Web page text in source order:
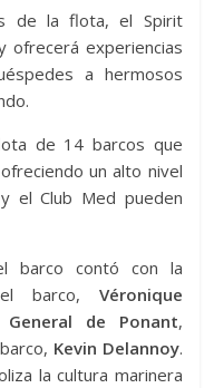
de la flota, el Spirit
ofrecerá experiencias
a hermosos
de 14 barcos que
un alto nivel
el Club Med pueden
barco contó con la
barco, Véronique
de Ponant,
Kevin Delannoy.
la cultura marinera